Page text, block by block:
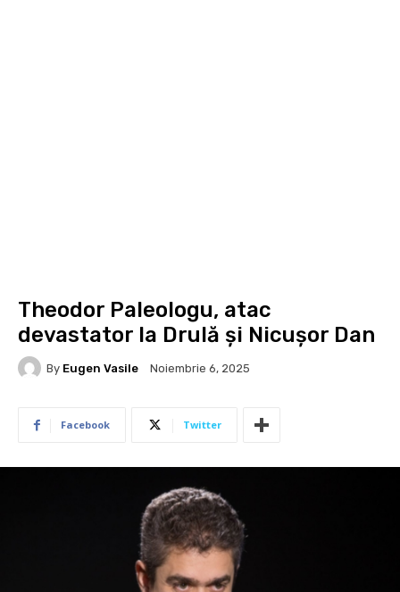
Theodor Paleologu, atac
devastator la Drulă și Nicușor Dan
By Eugen Vasile Noiembrie 6, 2025
Facebook Twitter